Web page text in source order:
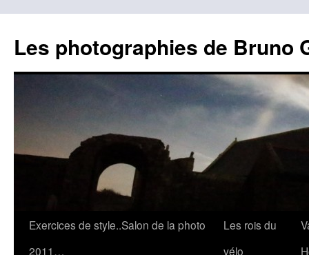
Les photographies de Bruno
Aller
Exercices de style..Salon de la photo
2011…
Les rois du
vélo